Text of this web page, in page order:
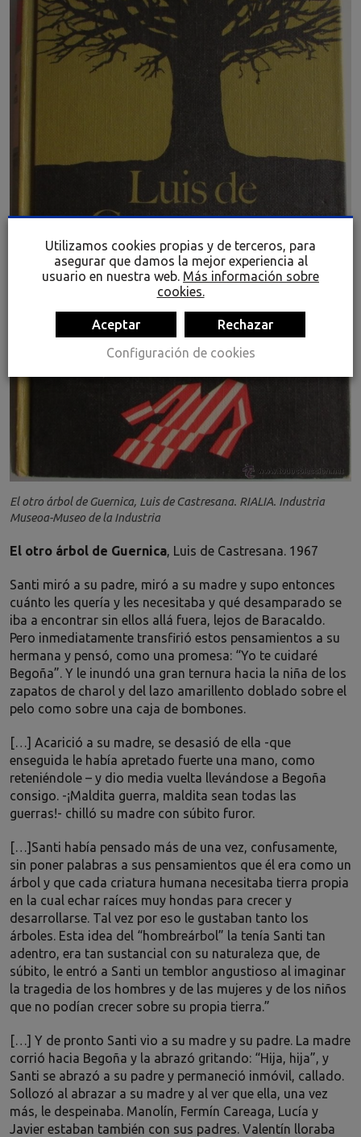
El otro árbol de Guernica, Luis de Castresana. RIALIA. Industria
Museoa-Museo de la Industria
El otro árbol de Guernica, Luis de Castresana. 1967
Santi miró a su padre, miró a su madre y supo entonces
cuánto les quería y les necesitaba y qué desamparado se
iba a encontrar sin ellos allá fuera, lejos de Baracaldo.
Pero inmediatamente transfirió estos pensamientos a su
hermana y pensó, como una promesa: “Yo te cuidaré
Begoña”. Y le inundó una gran ternura hacia la niña de los
zapatos de charol y del lazo amarillento doblado sobre el
pelo como sobre una caja de bombones.
[…] Acarició a su madre, se desasió de ella -que
enseguida le había apretado fuerte una mano, como
reteniéndole – y dio media vuelta llevándose a Begoña
consigo. -¡Maldita guerra, maldita sean todas las
guerras!- chilló su madre con súbito furor.
[…]Santi había pensado más de una vez, confusamente,
sin poner palabras a sus pensamientos que él era como un
árbol y que cada criatura humana necesitaba tierra propia
en la cual echar raíces muy hondas para crecer y
desarrollarse. Tal vez por eso le gustaban tanto los
árboles. Esta idea del “hombreárbol” la tenía Santi tan
adentro, era tan sustancial con su naturaleza que, de
súbito, le entró a Santi un temblor angustioso al imaginar
la tragedia de los hombres y de las mujeres y de los niños
que no podían crecer sobre su propia tierra.”
[…] Y de pronto Santi vio a su madre y su padre. La madre
corrió hacia Begoña y la abrazó gritando: “Hija, hija”, y
Santi se abrazó a su padre y permaneció inmóvil, callado.
Sollozó al abrazar a su madre y al ver que ella, una vez
más, le despeinaba. Manolín, Fermín Careaga, Lucía y
Javier estaban también con sus padres. Valentín lloraba
Utilizamos cookies propias y de terceros, para
asegurar que damos la mejor experiencia al
usuario en nuestra web. Más información sobre
cookies.
Aceptar
Rechazar
Configuración de cookies